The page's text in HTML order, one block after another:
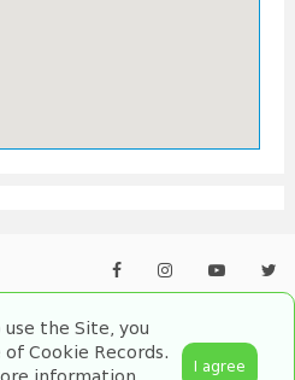
the Site, you
Cookie Records.
I agree